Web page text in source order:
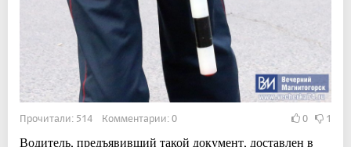
Прочитали: 514 Комментарии: 0 0 1
Водитель, предъявивший такой документ, доставлен в